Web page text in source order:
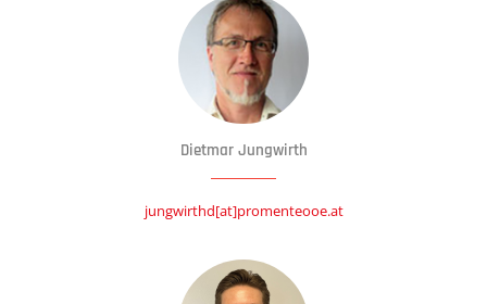
Dietmar Jungwirth
jungwirthd[at]promenteooe.at